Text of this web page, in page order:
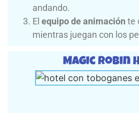
andando.
El equipo de animación te
mientras juegan con los
Magic Robin